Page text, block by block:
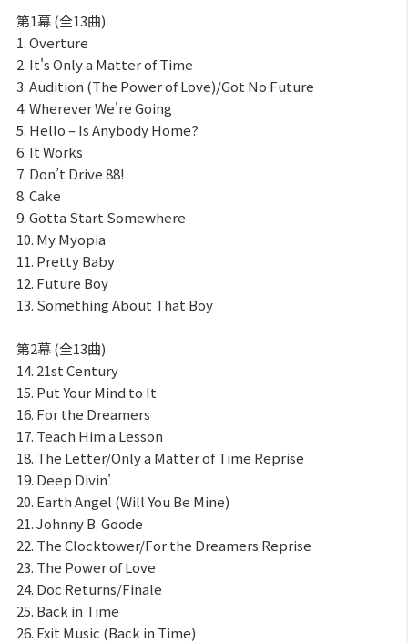
第1幕 (全13曲)
1. Overture
2. It's Only a Matter of Time
3. Audition (The Power of Love)/Got No Future
4. Wherever We're Going
5. Hello – Is Anybody Home?
6. It Works
7. Don’t Drive 88!
8. Cake
9. Gotta Start Somewhere
10. My Myopia
11. Pretty Baby
12. Future Boy
13. Something About That Boy
第2幕 (全13曲)
14. 21st Century
15. Put Your Mind to It
16. For the Dreamers
17. Teach Him a Lesson
18. The Letter/Only a Matter of Time Reprise
19. Deep Divin'
20. Earth Angel (Will You Be Mine)
21. Johnny B. Goode
22. The Clocktower/For the Dreamers Reprise
23. The Power of Love
24. Doc Returns/Finale
25. Back in Time
26. Exit Music (Back in Time)